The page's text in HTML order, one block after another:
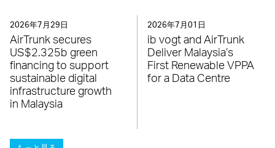
2026年7月29日
AirTrunk secures
US$2.325b green
financing to support
sustainable digital
infrastructure growth
in Malaysia
2026年7月01日
ib vogt and AirTrunk
Deliver Malaysia’s
First Renewable VPPA
for a Data Centre